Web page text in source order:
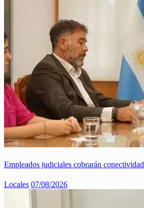
Empleados judiciales cobrarán conectividad
Locales 07/08/2026